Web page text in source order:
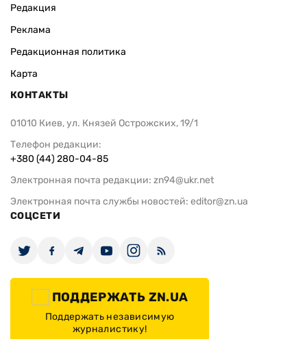
Редакция
Реклама
Редакционная политика
Карта
КОНТАКТЫ
01010 Киев, ул. Князей Острожских, 19/1
Телефон редакции:
+380 (44) 280-04-85
Электронная почта редакции: zn94@ukr.net
Электронная почта службы новостей: editor@zn.ua
СОЦСЕТИ
ПОДДЕРЖАТЬ ZN.UA
Поддержать независимую
журналистику!